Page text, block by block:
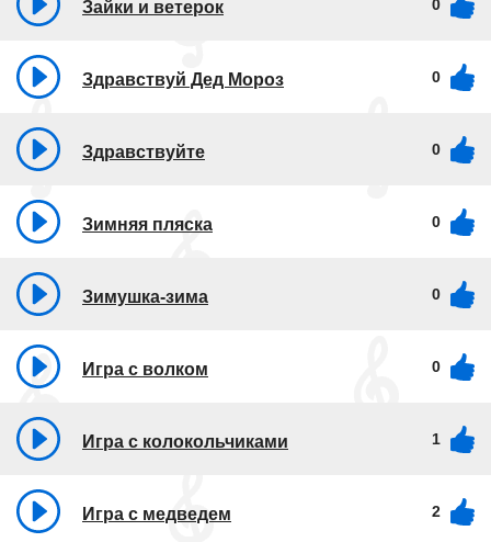
Зайки и ветерок 0
Здравствуй Дед Мороз 0
Здравствуйте 0
Зимняя пляска 0
Зимушка-зима 0
Игра с волком 0
Игра с колокольчиками 1
Игра с медведем 2